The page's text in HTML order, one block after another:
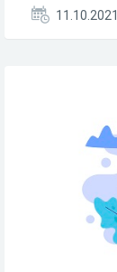
11.10.2021